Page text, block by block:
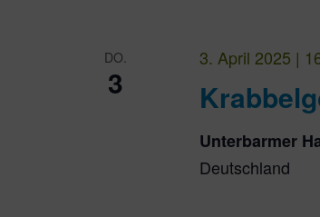
DO.
3
3. April 2025 |
Unterbarmer
Deutschland